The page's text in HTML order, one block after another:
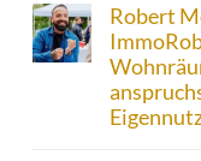
Robert